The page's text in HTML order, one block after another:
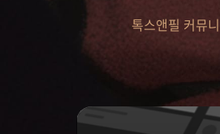
톡스앤필 커뮤